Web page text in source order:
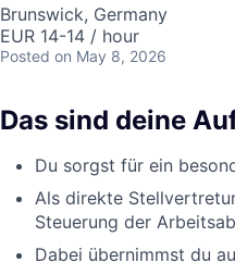
Brunswick, Germany
EUR 14-14 / hour
Posted on May 8, 2026
Das sind deine
Du sorgst für ein
Als direkte
Steuerung der
Dabei übernimmst du